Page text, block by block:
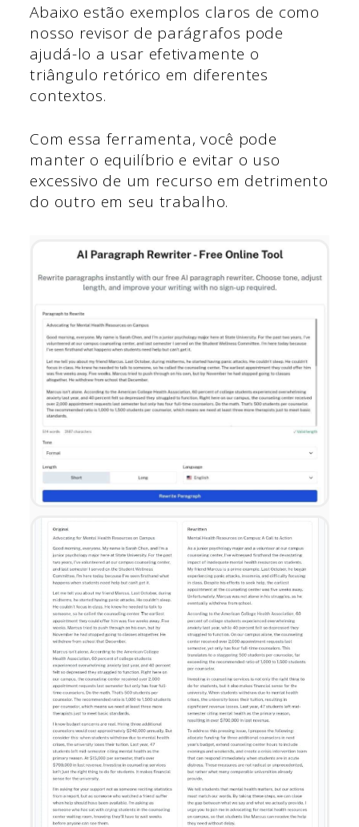
Abaixo estão exemplos claros de como
nosso revisor de parágrafos pode
ajudá-lo a usar efetivamente o
triângulo retórico em diferentes
contextos.
Com essa ferramenta, você pode
manter o equilíbrio e evitar o uso
excessivo de um recurso em detrimento
do outro em seu trabalho.